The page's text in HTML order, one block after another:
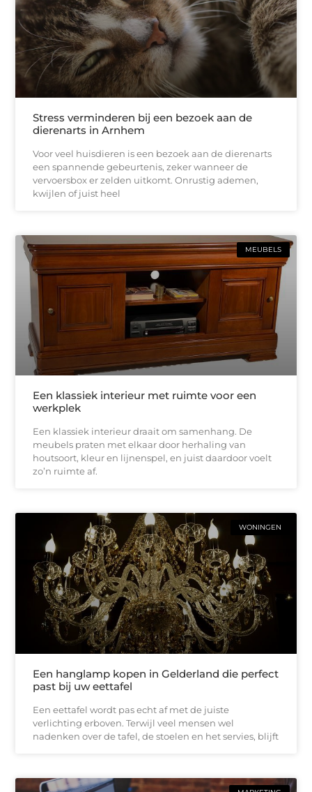
Stress verminderen bij een bezoek aan de
dierenarts in Arnhem
Voor veel huisdieren is een bezoek aan de dierenarts
een spannende gebeurtenis, zeker wanneer de
vervoersbox er zelden uitkomt. Onrustig ademen,
kwijlen of juist heel
MEUBELS
Een klassiek interieur met ruimte voor een
werkplek
Een klassiek interieur draait om samenhang. De
meubels praten met elkaar door herhaling van
houtsoort, kleur en lijnenspel, en juist daardoor voelt
zo’n ruimte af.
WONINGEN
Een hanglamp kopen in Gelderland die perfect
past bij uw eettafel
Een eettafel wordt pas echt af met de juiste
verlichting erboven. Terwijl veel mensen wel
nadenken over de tafel, de stoelen en het servies, blijft